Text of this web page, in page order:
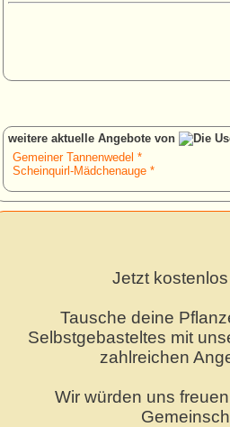
weitere aktuelle Angebote von
Gemeiner Tannenwedel *
Scheinquirl-Mädchenauge *
Jetzt
Tausche deine
Selbstgebasteltes mit
zahlreichen
Wir würden uns